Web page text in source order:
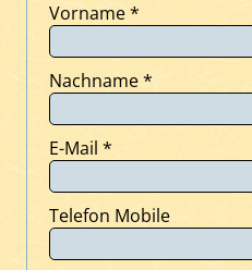
Vorname*
Nachname*
E-Mail *
Telefon Mobile